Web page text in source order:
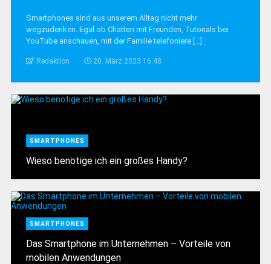
Smartphones sind aus unserem Alltag nicht mehr
wegzudenken. Egal ob Chatten mit Freunden, Tutorials bei
YouTube anschauen, mit der Familie telefoniere [...]
Redaktion 20. März 2023 16:48
SMARTPHONES
Wieso benötige ich ein großes Handy?
SMARTPHONES
Das Smartphone im Unternehmen – Vorteile von
mobilen Anwendungen